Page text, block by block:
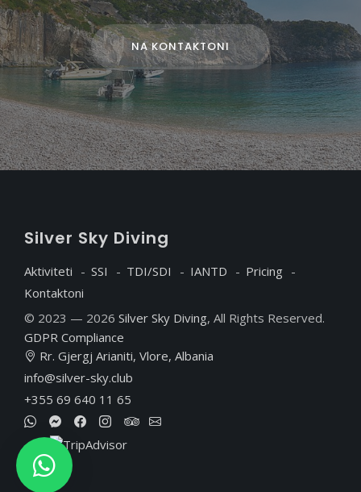
NA KONTAKTONI
Silver Sky Diving
Aktiviteti SSI TDI/SDI IANTD
Pricing
Kontaktoni
© 2023 — 2026 Silver Sky Diving, All Rights Reserved.
GDPR Compliance
Rr. Gjergj Arianiti, Vlore, Albania
info@silver-sky.club
+355 69 640 11 65